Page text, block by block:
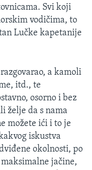
Svi koji
vodičima, to
Lučke kapetanije
a kamoli
itd., te
osorno i bez
želje da s nama
možete ići i to je
iskustva
okolnosti, po
jačine,